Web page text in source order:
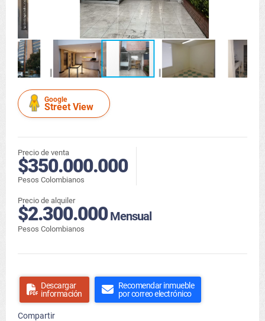
Google
Street View
Precio de venta
$350.000.000
Pesos Colombianos
Precio de alquiler
$2.300.000Mensual
Pesos Colombianos
Descargar
información
Recomendar inmueble
por correo electrónico
Compartir